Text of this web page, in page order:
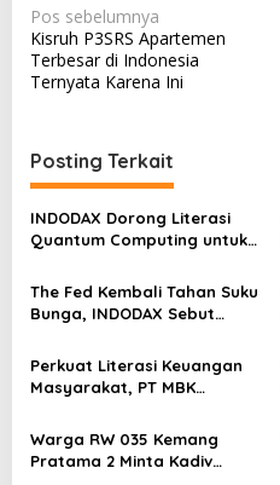
N
a
v
g
a
s
i
p
o
s
Pos sebelumnya
Kisruh P3SRS Apartemen
Terbesar di Indonesia
Ternyata Karena Ini
Posting Terkait
INDODAX Dorong Literasi
Quantum Computing untuk
Blockchain
The Fed Kembali Tahan Suku
Bunga, INDODAX Sebut
Sentimen Pasar
Perkuat Literasi Keuangan
Masyarakat, PT MBK
Karpet Masjid di Pakuhaji
Warga RW 035 Kemang
Pratama 2 Minta Kadiv